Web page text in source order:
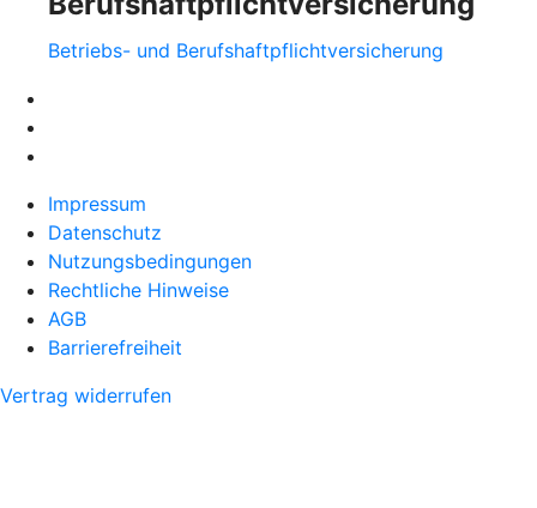
Betriebs- und Berufshaftpflichtversicherung
Impressum
Datenschutz
Nutzungsbedingungen
Rechtliche Hinweise
AGB
Barrierefreiheit
Vertrag widerrufen